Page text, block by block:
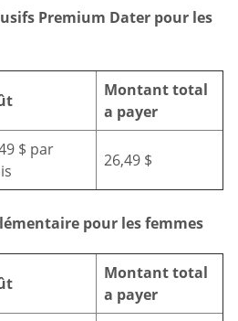
Premium Dater pour les
Montant total
a payer
$ par
26,49 $
pour les femmes
Montant total
a payer